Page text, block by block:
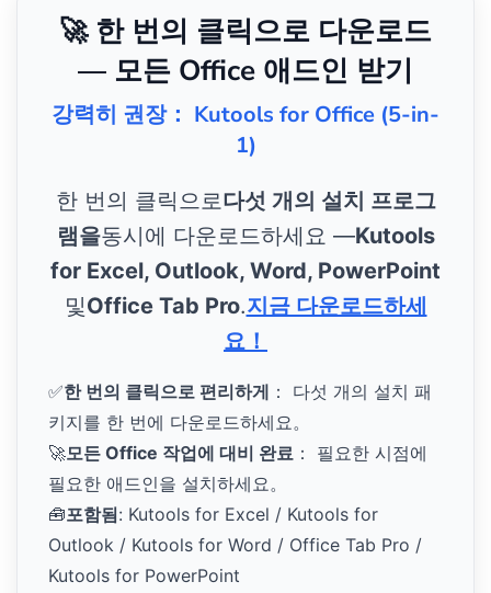
🚀 한 번의 클릭으로 다운로드
— 모든 Office 애드인 받기
강력히 권장： Kutools for Office (5-in-
1)
한 번의 클릭으로다섯 개의 설치 프로그
램을동시에 다운로드하세요 —Kutools
for Excel, Outlook, Word, PowerPoint
및Office Tab Pro.지금 다운로드하세
요！
✅한 번의 클릭으로 편리하게 ： 다섯 개의 설치 패
키지를 한 번에 다운로드하세요。
🚀모든 Office 작업에 대비 완료 ： 필요한 시점에
필요한 애드인을 설치하세요。
🧰포함됨: Kutools for Excel / Kutools for
Outlook / Kutools for Word / Office Tab Pro /
Kutools for PowerPoint